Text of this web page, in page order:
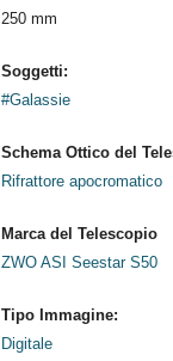
250 mm
Soggetti:
#Galassie
Schema Ottico del
Rifrattore apocromatico
Marca del Telescopio
ZWO ASI Seestar S50
Tipo Immagine:
Digitale